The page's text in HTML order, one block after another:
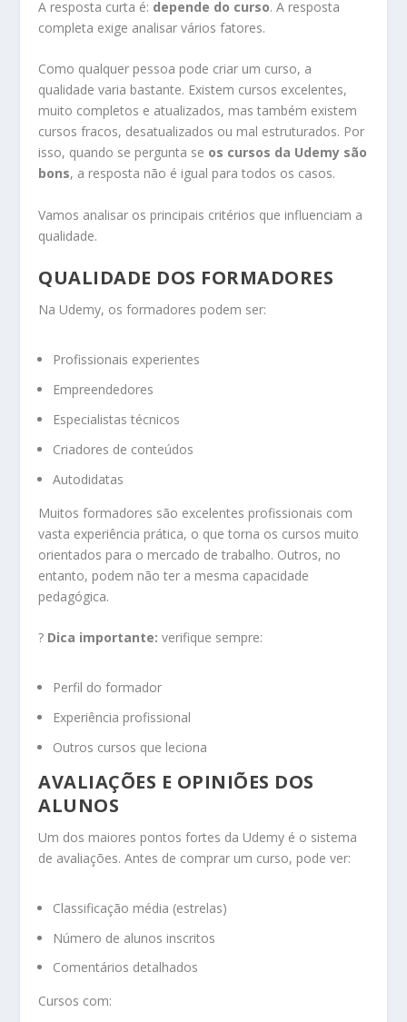
A resposta curta é: depende do curso. A resposta
completa exige analisar vários fatores.
Como qualquer pessoa pode criar um curso, a
qualidade varia bastante. Existem cursos excelentes,
muito completos e atualizados, mas também existem
cursos fracos, desatualizados ou mal estruturados. Por
isso, quando se pergunta se os cursos da Udemy são
bons, a resposta não é igual para todos os casos.
Vamos analisar os principais critérios que influenciam a
qualidade.
QUALIDADE DOS FORMADORES
Na Udemy, os formadores podem ser:
Profissionais experientes
Empreendedores
Especialistas técnicos
Criadores de conteúdos
Autodidatas
Muitos formadores são excelentes profissionais com
vasta experiência prática, o que torna os cursos muito
orientados para o mercado de trabalho. Outros, no
entanto, podem não ter a mesma capacidade
pedagógica.
? Dica importante: verifique sempre:
Perfil do formador
Experiência profissional
Outros cursos que leciona
AVALIAÇÕES E OPINIÕES DOS
ALUNOS
Um dos maiores pontos fortes da Udemy é o sistema
de avaliações. Antes de comprar um curso, pode ver:
Classificação média (estrelas)
Número de alunos inscritos
Comentários detalhados
Cursos com: